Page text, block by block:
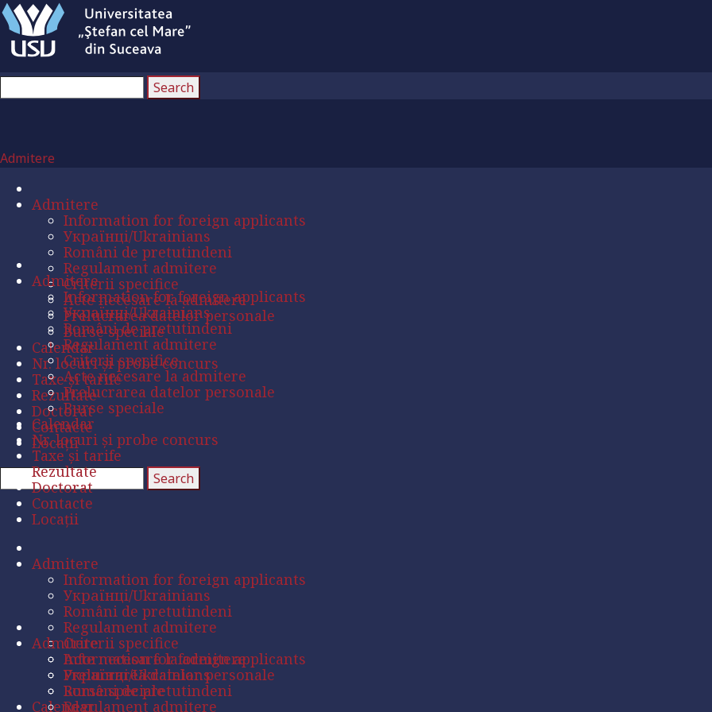
Admitere
Admitere
Information for foreign applicants
Українці/Ukrainians
Români de pretutindeni
Regulament admitere
Criterii specifice
Acte necesare la admitere
Prelucrarea datelor personale
Burse speciale
Calendar
Nr. locuri și probe concurs
Taxe și tarife
Rezultate
Doctorat
Contacte
Locații
Admitere
Information for foreign applicants
Українці/Ukrainians
Români de pretutindeni
Regulament admitere
Criterii specifice
Acte necesare la admitere
Prelucrarea datelor personale
Burse speciale
Calendar
Nr. locuri și probe concurs
Taxe și tarife
Rezultate
Doctorat
Contacte
Locații
Admitere
Information for foreign applicants
Українці/Ukrainians
Români de pretutindeni
Regulament admitere
Criterii specifice
Acte necesare la admitere
Prelucrarea datelor personale
Burse speciale
Calendar
Admitere
Information for foreign applicants
Українці/Ukrainians
Români de pretutindeni
Regulament admitere